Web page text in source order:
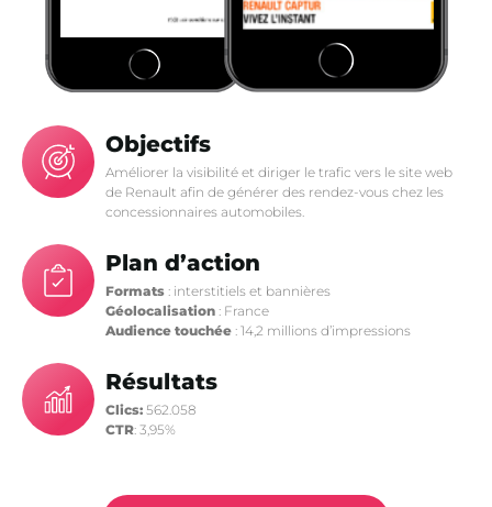
Objectifs
Améliorer la visibilité et diriger le trafic vers le site web
de Renault afin de générer des rendez-vous chez les
concessionnaires automobiles.
Plan d’action
Formats : interstitiels et bannières
Géolocalisation : France
Audience touchée : 14,2 millions d’impressions
Résultats
Clics: 562.058
CTR: 3,95%